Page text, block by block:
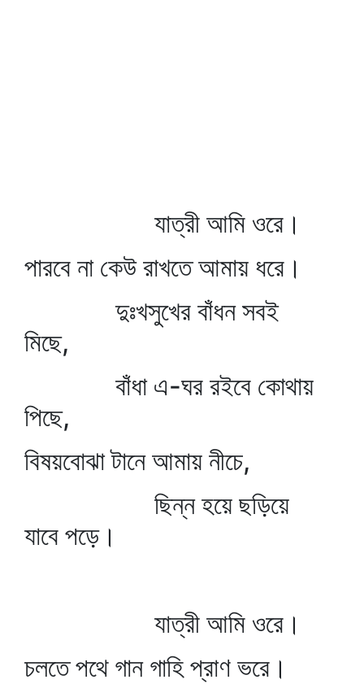
যাত্রী আমি ওরে।
পারবে না কেউ রাখতে আমায় ধরে।
দুঃখসুখের বাঁধন সবই
মিছে,
বাঁধা এ-ঘর রইবে কোথায়
পিছে,
বিষয়বোঝা টানে আমায় নীচে,
ছিন্ন হয়ে ছড়িয়ে
যাবে পড়ে।
যাত্রী আমি ওরে।
চলতে পথে গান গাহি প্রাণ ভরে।